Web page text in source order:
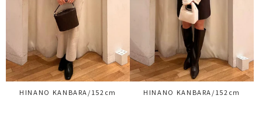
HINANO KANBARA/152cm HINANO KANBARA/152cm